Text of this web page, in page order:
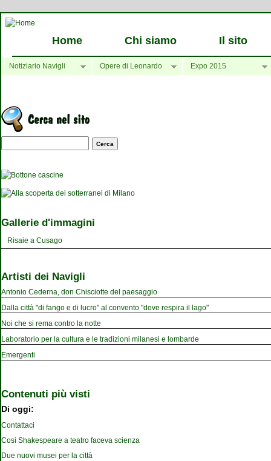
Home Chi siamo Il sito
Notiziario Navigli Opere di Leonardo Expo 2015
Maschera di ricerca
Gallerie d'immagini
Risaie a Cusago
Artisti dei Navigli
Antonio Cederna, don Chisciotte del paesaggio
Dalla città "di fango e di lucro" al convento "dove respira il lago"
Noi che si rema contro la notte
Laboratorio per la cultura e le tradizioni milanesi e lombarde
Emergenti
Contenuti più visti
Di oggi:
Contattaci
Così Shakespeare a teatro faceva scienza
Due nuovi musei per la città